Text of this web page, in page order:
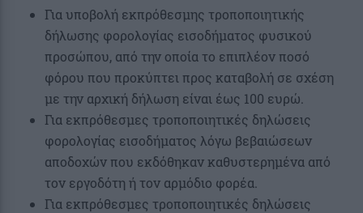
Για υποβολή εκπρόθεσμης τροποποιητικής
δήλωσης φορολογίας εισοδήματος φυσικού
προσώπου, από την οποία το επιπλέον ποσό
φόρου που προκύπτει προς καταβολή σε σχέση
με την αρχική δήλωση είναι έως 100 ευρώ.
Για εκπρόθεσμες τροποποιητικές δηλώσεις
φορολογίας εισοδήματος λόγω βεβαιώσεων
αποδοχών που εκδόθηκαν καθυστερημένα από
τον εργοδότη ή τον αρμόδιο φορέα.
Για εκπρόθεσμες τροποποιητικές δηλώσεις